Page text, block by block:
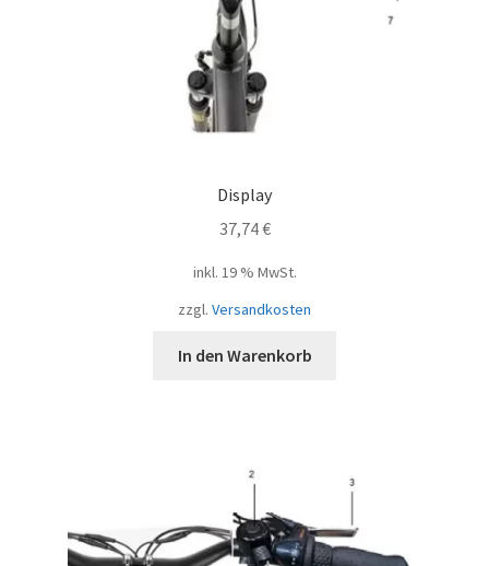
Display
37,74€
inkl. 19 % MwSt.
zzgl. Versandkosten
In den Warenkorb